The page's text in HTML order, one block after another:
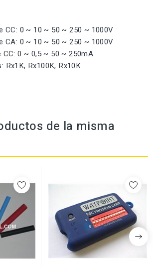
CC: 0 ~ 10 ~ 50 ~ 250 ~ 1000V
CA: 0 ~ 10 ~ 50 ~ 250 ~ 1000V
0 ~ 0,5 ~ 50 ~ 250mA
Rx1K, Rx100K, Rx10K
de la misma